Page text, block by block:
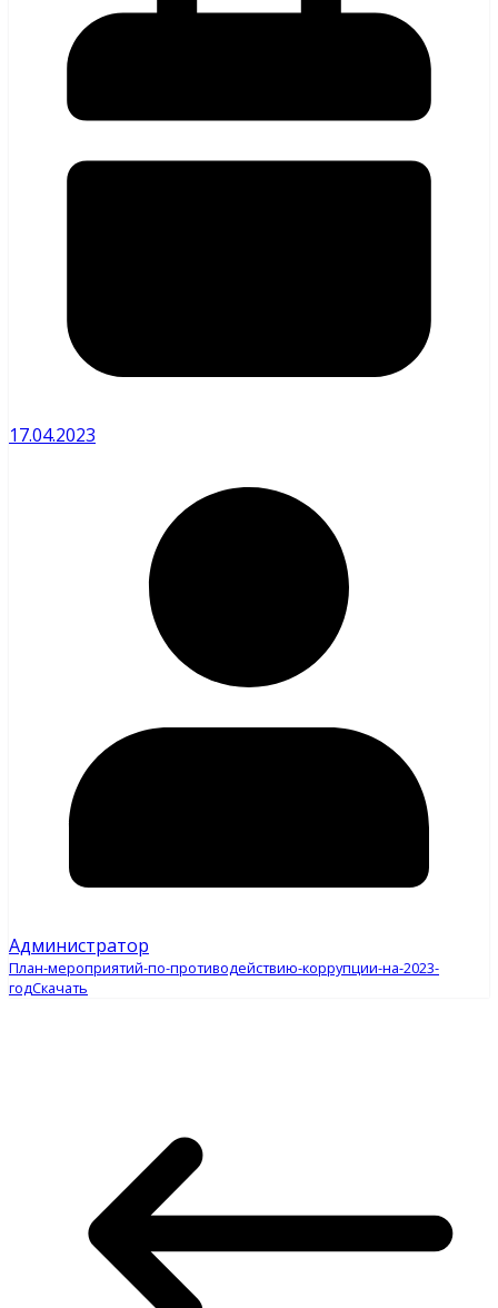
17.04.2023
Администратор
План-мероприятий-по-противодействию-коррупции-на-2023-
годСкачать